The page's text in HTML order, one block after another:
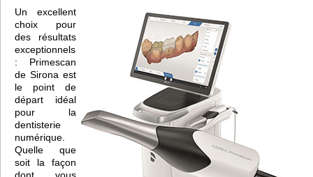
Un excellent
choix pour
des résultats
exceptionnels
: Primescan
de Sirona est
le point de
départ idéal
pour la
dentisterie
numérique.
Quelle que
soit la façon
dont vous